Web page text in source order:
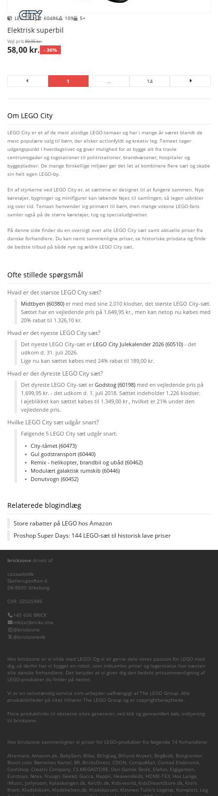
LEGO City 60486 109 5+
Elektrisk superbil
Vejl. pris89,95 kr.
58,00 kr. - 36%
1 … 14
Om LEGO City
LEGO City er et af de mest alsidige LEGO-temaer og har i mange år været blandt de
mest populære valg til børn, der elsker actionfyldt og kreativ leg. Temaet tager
udgangspunkt i hverdagslivet og giver mulighed for at bygge alt fra travle
centrumsgader og togstationer til politistationer, brandvæsener, hospitaler og
byggepladser. De mange forskellige miljøer gør det let at kombinere flere sæt og skabe
sin helt egen LEGO-by.
En af styrkerne ved LEGO City er, at sættene er designet til at fungere sammen. Nye
køretøjer, bygninger og minifigurer kan løbende føjes til samlingen, så legen udvikler
sig over tid. Temaet henvender sig primært til børn, men mange voksne LEGO-fans
samler også på de større køretøjer, tog og specialudgivelser.
På denne side finder du en oversigt over alle LEGO City sæt samt aktuelle priser fra
danske forhandlere. Du kan nemt sammenligne priser, se historiske prisdata og finde
de bedste tilbud på både nye og ældre LEGO City sæt.
Ofte stillede spørgsmål
Hvad er det største LEGO City sæt?
Midtbyen (60380) er med med sine 2.010 klodser, det største LEGO City-sæt.
Sættet har en vejledende pris på 1.649,95 kr., men kan netop nu købes med
20% rabat til 1.326,10 kr.
Hvad er det nyeste LEGO City sæt?
Det nyeste LEGO City-sæt er LEGO City Julekalender 2026 (60510) - det
udkom d. 31. juli 2026.
Lige nu kan sættet købes med 24% rabat til 189,00 kr.
Hvad er det dyreste LEGO City sæt?
Det dyreste LEGO City-sæt erGodstog (60198) med en vejledende pris på
1.699,95 kr. - det udkom d. 1. juli 2018. Sættet indeholder 1.226 klodser.
I øjeblikket kan sættet købes til 1.349,00 kr., hvilket er 21% under den
vejledende pris.
Hvilke LEGO City sæt udgår snart?
Følgende 5 LEGO City sæt udgår snart:
City-tårnet (60473)
Gul godstransport (60440)
Remix - helikopter, brandbil og ubåd (60462)
Modulært galaktisk rumskib (60446)
Donutvogn (60452)
Relaterede blogindlæg
Store rabatter på LEGO hos Amazon
Proshop Super Days: 144 LEGO-sæt til historisk lave priser
brickzone drives af
cazaadotdk
Skelleruptoften 4
DK-8600 Silkeborg
CVR: 32025986
+45 606 BRICK
info(at)brickz.one
@brickzone
@brickzonedk
Hos brickzone er vi vilde med LEGO! Og vi vil gerne dele vores passion for LEGO med
dig, så derfor har vi bygget en robot, som indsamler priser og lagerstatus hos næsten
alle danske forhandlere. Det betyder at vi giver dig den bedste prissammenligning af
LEGO-produkter du finder på nettet.
Vi er en selvstændig service som arbejder uafhængigt af The LEGO Group. Alle
produktbilleder på sitet tilhører The LEGO Group og er copyrightbeskyttede.
Flere produktlinks til eksterne sites genererer, ved klik og gennemført køb, indtjening
til brickzone.
Hos brickzone sammenligner vi priser for LEGO-produkter fra følgende 74 forhandlere:
Alternate Amazon.de BabySam Bilka BilligLeg Billund Airport Bog&idé Boligcenter
Boozt.com Børnenes Kartel BR BricksDirect CDON CompuMail Conrad Elektronik
Coolshop Creativ Company CS MEGASTORE Den Gamle Skole Elefun Elgiganten
Eurotoys føtex Fruugo Geekd Gucca Happii Heaven4kids HOME-TEX Hos Lange
iMusic Jollyroom Kalaskongen.dk Kelz0r.dk Kids-world KidsDreamStore.dk Kim's
Kram Klodsbiksen Klodshelten.dk Klodskassen Klovnen Tulle's Legetøj Komplett Leg